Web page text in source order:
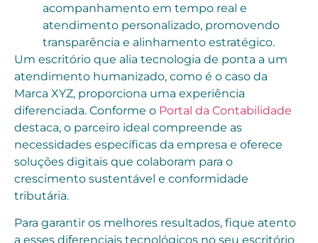
acompanhamento em tempo real e
atendimento personalizado, promovendo
transparência e alinhamento estratégico.
Um escritório que alia tecnologia de ponta a um
atendimento humanizado, como é o caso da
Marca XYZ, proporciona uma experiência
diferenciada. Conforme o Portal da Contabilidade
destaca, o parceiro ideal compreende as
necessidades específicas da empresa e oferece
soluções digitais que colaboram para o
crescimento sustentável e conformidade
tributária.
Para garantir os melhores resultados, fique atento
a esses diferenciais tecnológicos no seu escritório